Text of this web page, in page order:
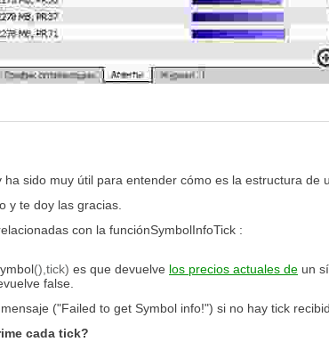
sido muy útil para entender cómo es la estructura de
y te doy las gracias.
con la funciónSymbolInfoTick :
(),tick) es que devuelve los precios actuales de un
false.
("Failed to get Symbol info!") si no hay tick
cada tick?